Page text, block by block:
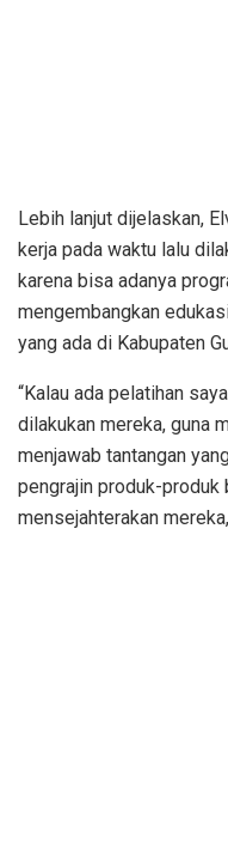
Lebih lanjut dijelaskan,
kerja pada waktu lalu
karena bisa adanya
mengembangkan
yang ada di Kabupaten
“Kalau ada pelatihan
dilakukan mereka, guna
menjawab tantangan
pengrajin produk-
mensejahterakan